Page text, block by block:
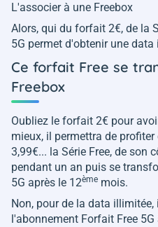
L'associer à une Freebox
Alors, qui du forfait 2€, de la
5G permet d'obtenir une data
Ce forfait Free se
Freebox
Oubliez le forfait 2€ pour
mieux, il permettra de
3,99€... la Série Free, de son
pendant un an puis se
5G après le 12ème mois.
Non, pour de la data
l'abonnement Forfait Free